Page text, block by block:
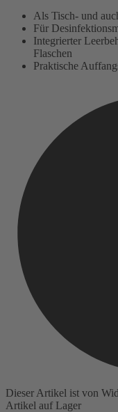
Als Tisch- und
Für
Integrierter
Flaschen
Praktische
Dieser Artikel ist von
Artikel auf Lager